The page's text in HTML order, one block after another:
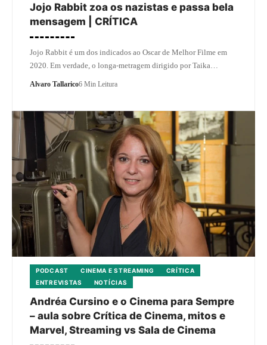
Jojo Rabbit zoa os nazistas e passa bela
mensagem | CRÍTICA
Jojo Rabbit é um dos indicados ao Oscar de Melhor Filme em
2020. Em verdade, o longa-metragem dirigido por Taika…
Alvaro Tallarico6 Min Leitura
PODCAST CINEMA E STREAMING
CRÍTICA
ENTREVISTAS
NOTÍCIAS
Andréa Cursino e o Cinema para Sempre
– aula sobre Crítica de Cinema, mitos e
Marvel, Streaming vs Sala de Cinema